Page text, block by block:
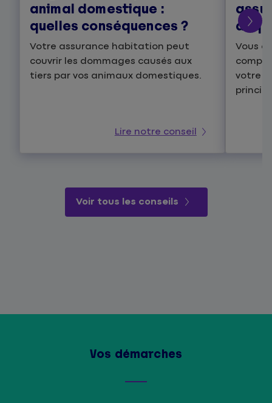
animal domestique :
quelles conséquences ?
Votre assurance habitation peut
couvrir les dommages causés aux
tiers par vos animaux domestiques.
Lire notre conseil
Vous
votre
Voir tous les conseils
Vos démarches